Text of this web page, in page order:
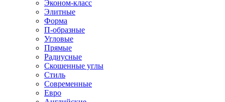
Эконом-класс
Элитные
Форма
П-образные
Угловые
Прямые
Радиусные
Скошенные углы
Стиль
Современные
Евро